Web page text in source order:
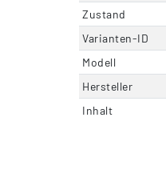
Zustand
Varianten-ID
Modell
Hersteller
Inhalt